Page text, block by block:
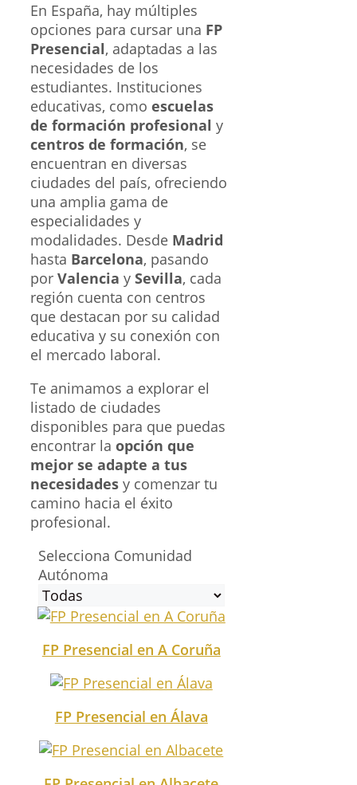
En España, hay múltiples
opciones para cursar una FP
Presencial, adaptadas a las
necesidades de los
estudiantes. Instituciones
educativas, como escuelas
de formación profesional y
centros de formación, se
encuentran en diversas
ciudades del país, ofreciendo
una amplia gama de
especialidades y
modalidades. Desde Madrid
hasta Barcelona, pasando
por Valencia y Sevilla, cada
región cuenta con centros
que destacan por su calidad
educativa y su conexión con
el mercado laboral.
Te animamos a explorar el
listado de ciudades
disponibles para que puedas
encontrar la opción que
mejor se adapte a tus
necesidades y comenzar tu
camino hacia el éxito
profesional.
Selecciona Comunidad
Autónoma
FP Presencial en A Coruña
FP Presencial en Álava